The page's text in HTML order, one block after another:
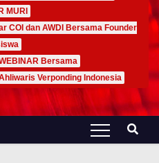
MURI
COI dan AWDI Bersama Founder
Bersama
Verponding Indonesia